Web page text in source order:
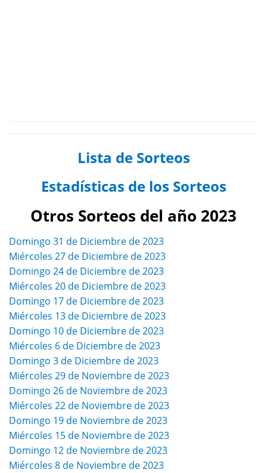
Lista de Sorteos
Estadísticas de los Sorteos
Otros Sorteos del año 2023
Domingo 31 de Diciembre de 2023
Miércoles 27 de Diciembre de 2023
Domingo 24 de Diciembre de 2023
Miércoles 20 de Diciembre de 2023
Domingo 17 de Diciembre de 2023
Miércoles 13 de Diciembre de 2023
Domingo 10 de Diciembre de 2023
Miércoles 6 de Diciembre de 2023
Domingo 3 de Diciembre de 2023
Miércoles 29 de Noviembre de 2023
Domingo 26 de Noviembre de 2023
Miércoles 22 de Noviembre de 2023
Domingo 19 de Noviembre de 2023
Miércoles 15 de Noviembre de 2023
Domingo 12 de Noviembre de 2023
Miércoles 8 de Noviembre de 2023